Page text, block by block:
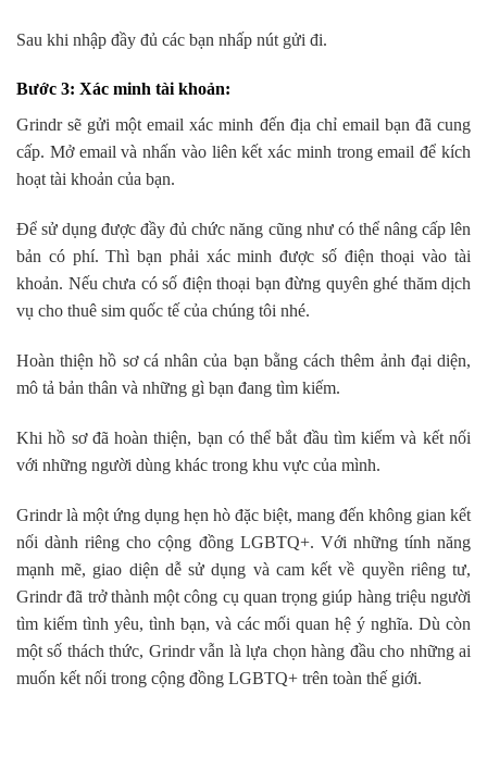
Sau khi nhập đầy đủ các bạn nhấp nút gửi đi.
Bước 3: Xác minh tài khoản:
Grindr sẽ gửi một email xác minh đến địa chỉ email bạn đã cung
cấp. Mở email và nhấn vào liên kết xác minh trong email để kích
hoạt tài khoản của bạn.
Để sử dụng được đầy đủ chức năng cũng như có thể nâng cấp lên
bản có phí. Thì bạn phải xác minh được số điện thoại vào tài
khoản. Nếu chưa có số điện thoại bạn đừng quyên ghé thăm dịch
vụ cho thuê sim quốc tế của chúng tôi nhé.
Hoàn thiện hồ sơ cá nhân của bạn bằng cách thêm ảnh đại diện,
mô tả bản thân và những gì bạn đang tìm kiếm.
Khi hồ sơ đã hoàn thiện, bạn có thể bắt đầu tìm kiếm và kết nối
với những người dùng khác trong khu vực của mình.
Grindr là một ứng dụng hẹn hò đặc biệt, mang đến không gian kết
nối dành riêng cho cộng đồng LGBTQ+. Với những tính năng
mạnh mẽ, giao diện dễ sử dụng và cam kết về quyền riêng tư,
Grindr đã trở thành một công cụ quan trọng giúp hàng triệu người
tìm kiếm tình yêu, tình bạn, và các mối quan hệ ý nghĩa. Dù còn
một số thách thức, Grindr vẫn là lựa chọn hàng đầu cho những ai
muốn kết nối trong cộng đồng LGBTQ+ trên toàn thế giới.